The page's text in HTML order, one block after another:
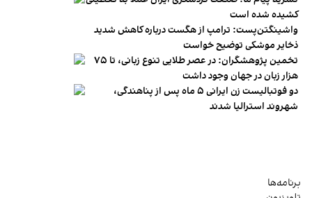
کشیده شده است
واشینگتن‌پست: ترامپ از هگست درباره کاهش شدید
ذخایر موشکی توضیح خواست
تخمین پژوهشگران: در عصر طلایی تنوع زبانی، تا ۷۵
هزار زبان در جهان وجود داشت
دو فوتبالیست زن ایرانی ۵ ماه پس از پناهندگی،
شهروند استرالیا شدند
برنامه‌ها